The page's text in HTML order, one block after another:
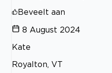
Beveelt aan
8 August 2024
Kate
Royalton, VT